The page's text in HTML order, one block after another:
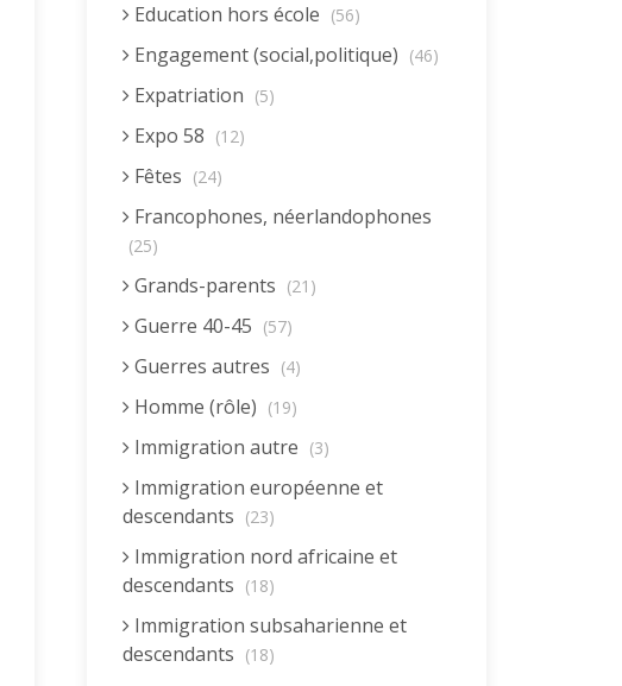
Education hors école (56)
Engagement (social,politique) (46)
Expatriation (5)
Expo 58 (12)
Fêtes (24)
Francophones, néerlandophones
(25)
Grands-parents (21)
Guerre 40-45 (57)
Guerres autres (4)
Homme (rôle) (19)
Immigration autre (3)
Immigration européenne et
descendants (23)
Immigration nord africaine et
descendants (18)
Immigration subsaharienne et
descendants (18)